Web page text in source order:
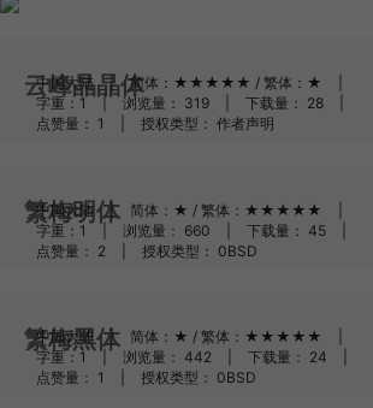
云峰晶晶体
中国大陆 | 简体：★★★★★ / 繁体：★
字重：1
| 浏览量： 319 下载量： 28
点赞量： 1
授权类型： 作者声明
繁梅明体
中国大陆 | 简体：★ / 繁体：★★★★★
字重：1
| 浏览量： 660 下载量： 45
点赞量： 2
授权类型： 0BSD
繁梅黑体
中国大陆 | 简体：★ / 繁体：★★★★★
字重：1
| 浏览量： 442 下载量： 24
点赞量： 1
授权类型： 0BSD